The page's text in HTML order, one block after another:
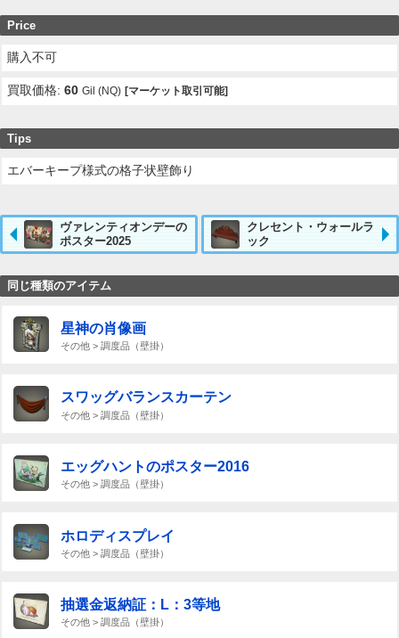
Price
購入不可
買取価格:60 Gil (NQ) [マーケット取引可能]
Tips
エバーキープ様式の格子状壁飾り
ヴァレンティオンデーの
ポスター2025
クレセント・ウォールラ
ック
同じ種類のアイテム
星神の肖像画
その他 > 調度品（壁掛）
スワッグバランスカーテン
その他 > 調度品（壁掛）
エッグハントのポスター2016
その他 > 調度品（壁掛）
ホロディスプレイ
その他 > 調度品（壁掛）
抽選金返納証：L：3等地
その他 > 調度品（壁掛）